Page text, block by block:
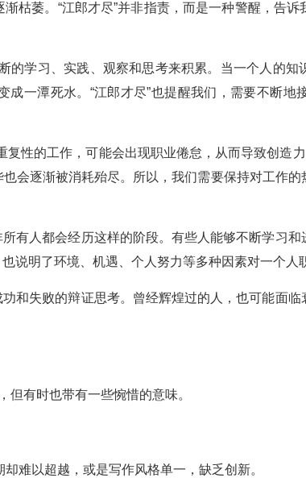
枯萎。“江郎才尽”并非指责，而是一种警醒，告
的学习、实践、观察和思考来积累。当一个人的
一潭死水。“江郎才尽”也提醒我们，需要不断地
性的工作，可能会出现职业倦怠，从而导致创造
会逐渐被消耗殆尽。所以，我们需要保持对工作的
有人都会经历这样的阶段。有些人能够不断学习
说明了环境、机遇、个人努力等多种因素对一个人
功和失败的辩证思考。曾经辉煌过的人，也可能面
但有时也带有一些惋惜的意味。
难以超越，或是写作风格单一，缺乏创新。